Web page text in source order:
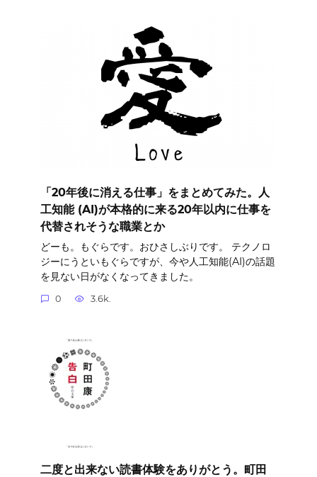
「20年後に消える仕事」をまとめてみた。人
工知能 (AI)が本格的に来る20年以内に仕事を
代替されそうな職業とか
どーも。もぐらです。おひさしぶりです。 テクノロ
ジーにうといもぐらですが、今や人工知能(AI)の話題
を見ない日がなくなってきました。
0 3.6k.
二度と出来ない読書体験をありがとう。町田